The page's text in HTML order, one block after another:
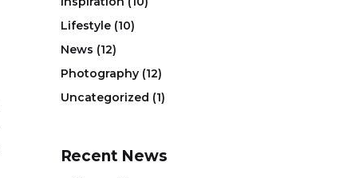
Lifestyle(10)
News (12)
Photography(12)
Uncategorized (1)
Recent News